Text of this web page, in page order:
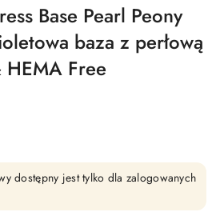
Base Pearl Peony
baza z perłową
HEMA Free
dostępny jest tylko dla zalogowanych